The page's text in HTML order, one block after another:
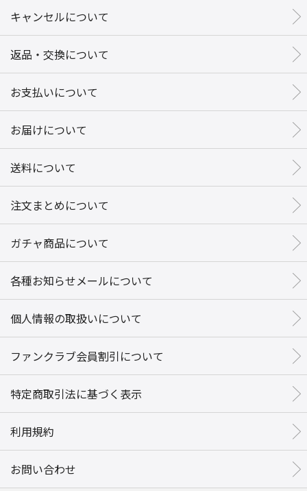
キャンセルについて
返品・交換について
お支払いについて
お届けについて
送料について
注文まとめについて
ガチャ商品について
各種お知らせメールについて
個人情報の取扱いについて
ファンクラブ会員割引について
特定商取引法に基づく表示
利用規約
お問い合わせ